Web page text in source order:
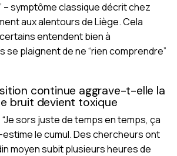
– symptôme classique décrit chez
aux alentours de Liège. Cela
entendent bien à
se plaignent de ne “rien comprendre”
continue aggrave-t-elle la
bruit devient toxique
sors juste de temps en temps, ça
estime le cumul. Des chercheurs ont
moyen subit plusieurs heures de